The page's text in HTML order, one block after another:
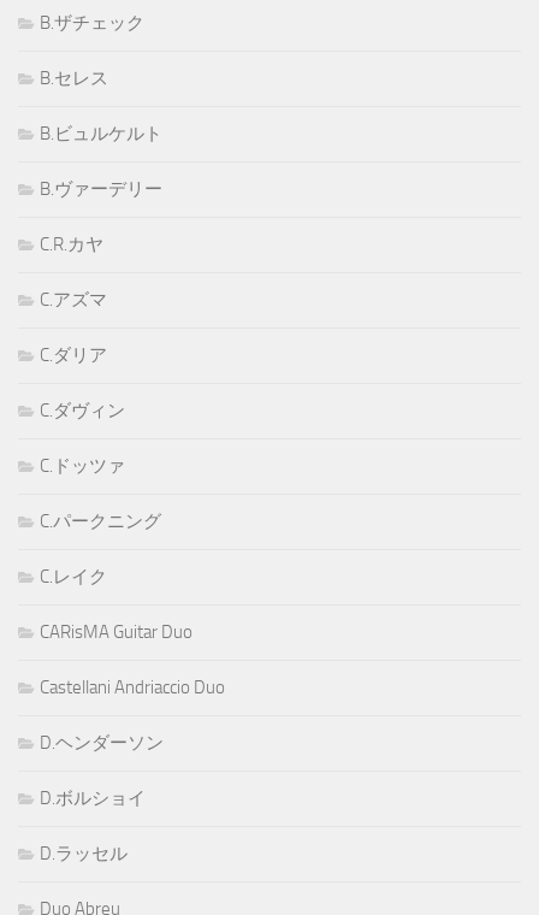
B.ザチェック
B.セレス
B.ビュルケルト
B.ヴァーデリー
C.R.カヤ
C.アズマ
C.ダリア
C.ダヴィン
C.ドッツァ
C.パークニング
C.レイク
CARisMA Guitar Duo
Castellani Andriaccio Duo
D.ヘンダーソン
D.ボルショイ
D.ラッセル
Duo Abreu